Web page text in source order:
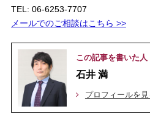
TEL: 06-6253-7707
メールでのご相談はこちら >>
この記事を書いた人
石井 満
プロフィールを見